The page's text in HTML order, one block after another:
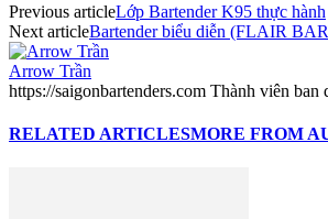
Previous articleLớp Bartender K95 thực hành
Next articleBartender biểu diễn (FLAIR
Arrow Trần
https://saigonbartenders.com Thành viên ban
RELATED ARTICLESMORE FROM